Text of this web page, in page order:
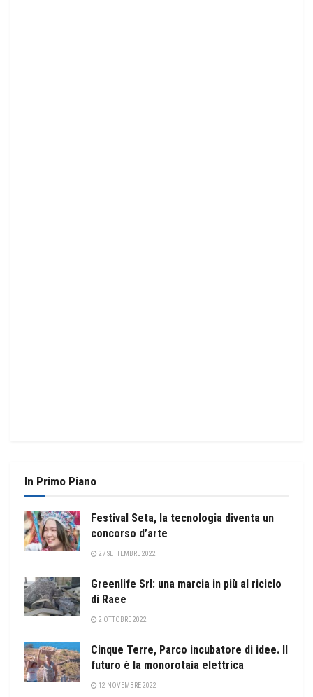
In Primo Piano
Festival Seta, la tecnologia diventa un
concorso d’arte
27 SETTEMBRE 2022
Greenlife Srl: una marcia in più al riciclo
di Raee
2 OTTOBRE 2022
Cinque Terre, Parco incubatore di idee. Il
futuro è la monorotaia elettrica
12 NOVEMBRE 2022